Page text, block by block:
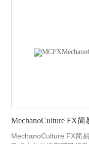
MechanoCulture FX
MechanoCulture FX简